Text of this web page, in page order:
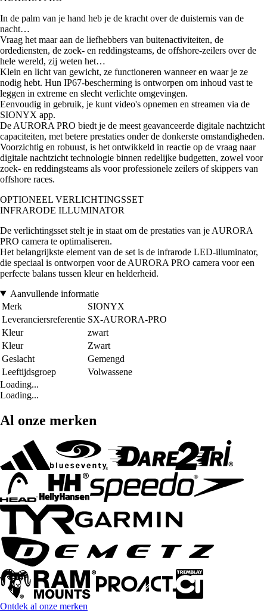
In de palm van je hand heb je de kracht over de duisternis van de
nacht…
Vraag het maar aan de liefhebbers van buitenactiviteiten, de
ordediensten, de zoek- en reddingsteams, de offshore-zeilers over de
hele wereld, zij weten het…
Klein en licht van gewicht, ze functioneren wanneer en waar je ze
nodig hebt. Hun IP67-bescherming is ontworpen om inhoud vast te
leggen in extreme en slecht verlichte omgevingen.
Eenvoudig in gebruik, je kunt video's opnemen en streamen via de
SIONYX app.
De AURORA PRO biedt je de meest geavanceerde digitale nachtzicht
capaciteiten, met betere prestaties onder de donkerste omstandigheden.
Voorzichtig en robuust, is het ontwikkeld in reactie op de vraag naar
digitale nachtzicht technologie binnen redelijke budgetten, zowel voor
zoek- en reddingsteams als voor professionele zeilers of skippers van
offshore races.
OPTIONEEL VERLICHTINGSSET
INFRARODE ILLUMINATOR
De verlichtingsset stelt je in staat om de prestaties van je AURORA
PRO camera te optimaliseren.
Het belangrijkste element van de set is de infrarode LED-illuminator,
die speciaal is ontworpen voor de AURORA PRO camera voor een
perfecte balans tussen kleur en helderheid.
Aanvullende informatie
Merk
SIONYX
Leveranciersreferentie SX-AURORA-PRO
Kleur
zwart
Kleur
Zwart
Geslacht
Gemengd
Leeftijdsgroep
Volwassene
Loading...
Loading...
Al onze merken
Ontdek al onze merken